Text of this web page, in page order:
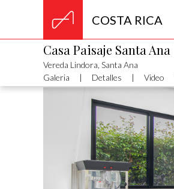
COSTA RICA
Casa Paisaje Santa Ana
Vereda Lindora, Santa Ana
Galeria
| Detalles | Video